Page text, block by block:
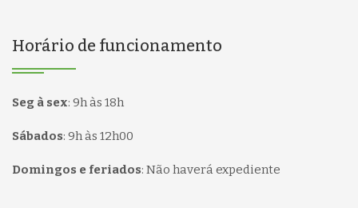
Horário de funcionamento
Seg à sex: 9h às 18h
Sábados: 9h às 12h00
Domingos e feriados: Não haverá expediente